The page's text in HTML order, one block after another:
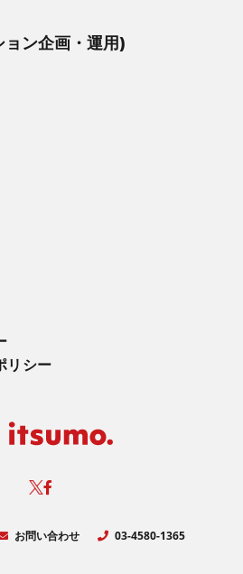
ョン企画・運用)
リシー
お問い合わせ 03-4580-1365